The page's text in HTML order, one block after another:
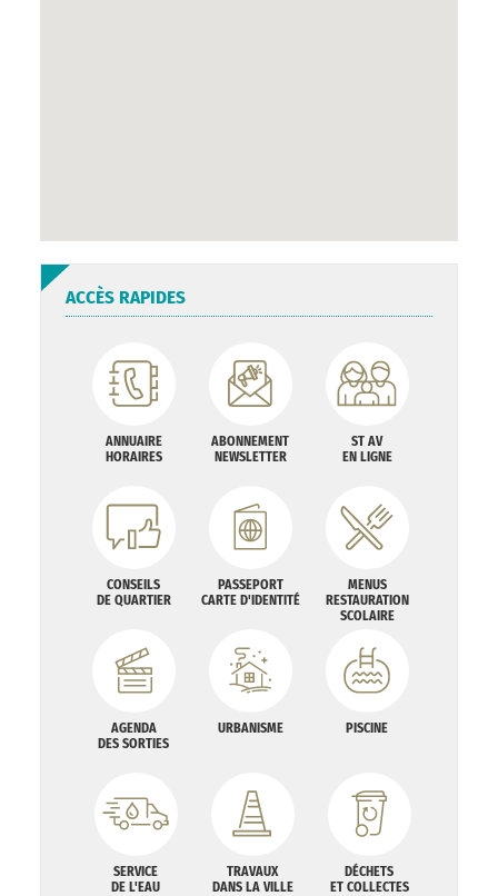
ACCÈS RAPIDES
ANNUAIRE
HORAIRES
ABONNEMENT
NEWSLETTER
ST AV
EN LIGNE
CONSEILS
DE QUARTIER
PASSEPORT
CARTE D'IDENTITÉ
MENUS
RESTAURATION
SCOLAIRE
AGENDA
DES SORTIES
URBANISME PISCINE
SERVICE
DE L'EAU
TRAVAUX
DANS LA VILLE
DÉCHETS
ET COLLECTES